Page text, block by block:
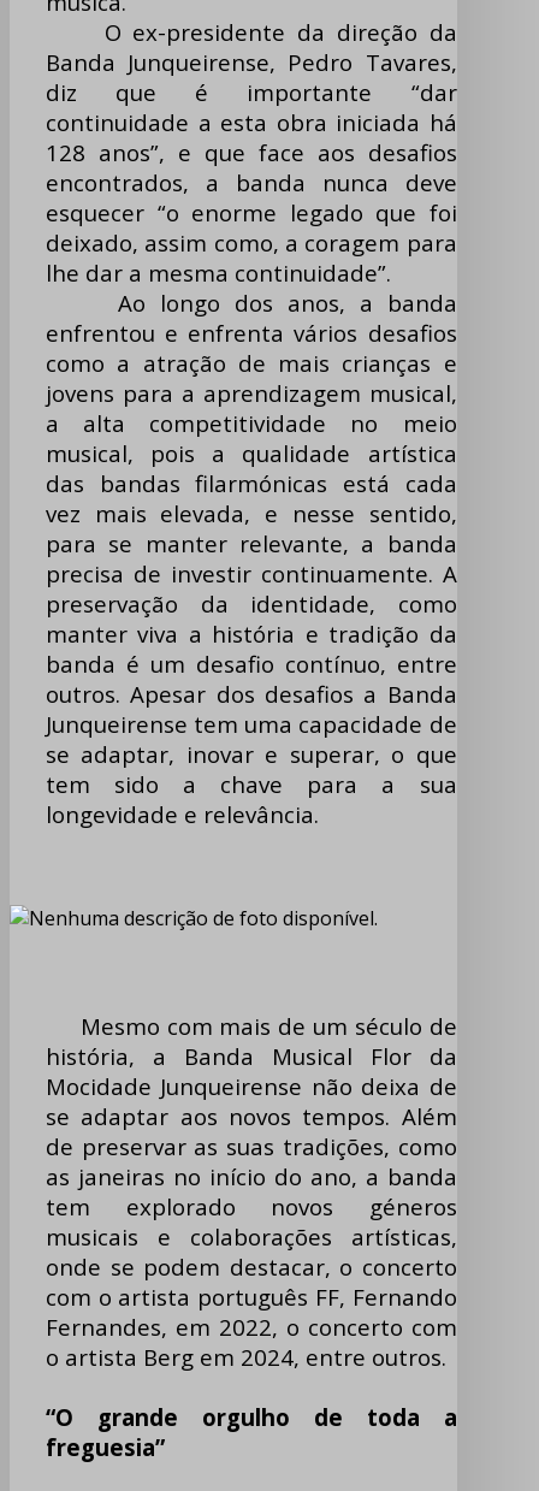
O ex-presidente da direção da
Banda Junqueirense, Pedro Tavares,
diz que é importante “dar
continuidade a esta obra iniciada há
128 anos”, e que face aos desafios
encontrados, a banda nunca deve
esquecer “o enorme legado que foi
deixado, assim como, a coragem para
lhe dar a mesma continuidade”.
Ao longo dos anos, a banda
enfrentou e enfrenta vários desafios
como a atração de mais crianças e
jovens para a aprendizagem musical,
a alta competitividade no meio
musical, pois a qualidade artística
das bandas filarmónicas está cada
vez mais elevada, e nesse sentido,
para se manter relevante, a banda
precisa de investir continuamente. A
preservação da identidade, como
manter viva a história e tradição da
banda é um desafio contínuo, entre
outros. Apesar dos desafios a Banda
Junqueirense tem uma capacidade de
se adaptar, inovar e superar, o que
tem sido a chave para a sua
longevidade e relevância.
Mesmo com mais de um século de
história, a Banda Musical Flor da
Mocidade Junqueirense não deixa de
se adaptar aos novos tempos. Além
de preservar as suas tradições, como
as janeiras no início do ano, a banda
tem explorado novos géneros
musicais e colaborações artísticas,
onde se podem destacar, o concerto
com o artista português FF, Fernando
Fernandes, em 2022, o concerto com
o artista Berg em 2024, entre outros.
“O grande orgulho de toda a
freguesia”